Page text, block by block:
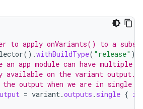
to apply onVariants() to a
().withBuildType( "release" ))
an app module can have multiple
on the variant output.
output when we are in single
= variant.outputs . single { it